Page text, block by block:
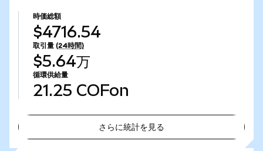
時価総額
$4716.54
取引量 (24時間)
$5.64万
循環供給量
21.25 COFon
さらに統計を見る